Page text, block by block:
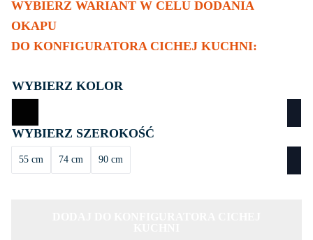
WYBIERZ WARIANT W CELU DODANIA
OKAPU
DO KONFIGURATORA CICHEJ KUCHNI:
KOLOR
SZEROKOŚĆ
55 cm 74 cm 90 cm